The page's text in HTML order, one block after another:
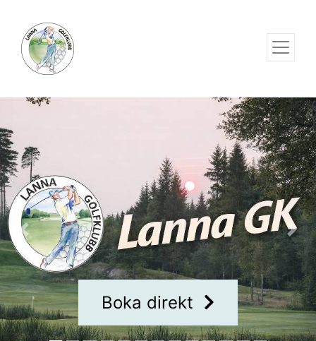
Boka direkt
Previous Next